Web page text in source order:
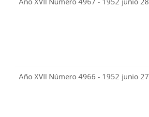
Año XVII Número 4966 - 1952 junio 27